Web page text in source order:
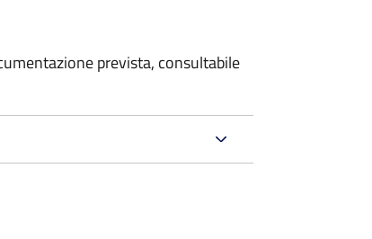
prevista, consultabile